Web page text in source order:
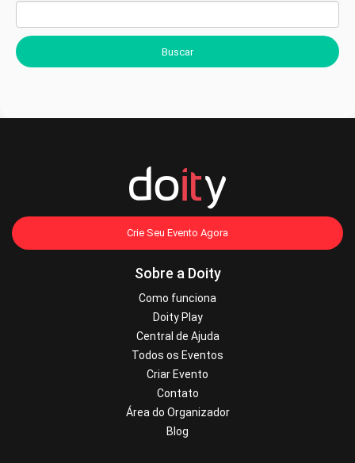
Buscar
Crie Seu Evento Agora
Sobre a Doity
Como funciona
Doity Play
Central de Ajuda
Todos os Eventos
Criar Evento
Contato
Área do Organizador
Blog